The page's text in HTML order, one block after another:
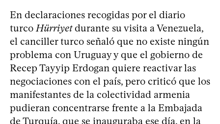
En declaraciones recogidas por el diario
turco Hürriyetdurante su visita a Venezuela,
el canciller turco señaló que no existe ningún
problema con Uruguay y que el gobierno de
Recep Tayyip Erdogan quiere reactivar las
negociaciones con el país, pero criticó que los
manifestantes de la colectividad armenia
pudieran concentrarse frente a la Embajada
de Turquía, que se inauguraba ese día, en la